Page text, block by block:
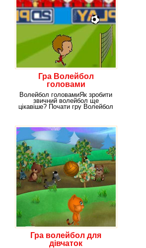
Гра Волейбол
головами
Волейбол головамиЯк зробити
звичний волейбол ще
цікавіше? Почати гру Волейбол
Гра волейбол для
дівчаток